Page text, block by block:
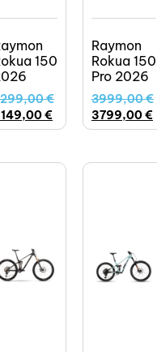
150
€
€
Raymon
Rokua 150
Pro 2026
3999,00€
3799,00€